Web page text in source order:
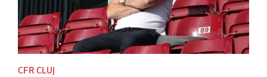
CFR CLUJ